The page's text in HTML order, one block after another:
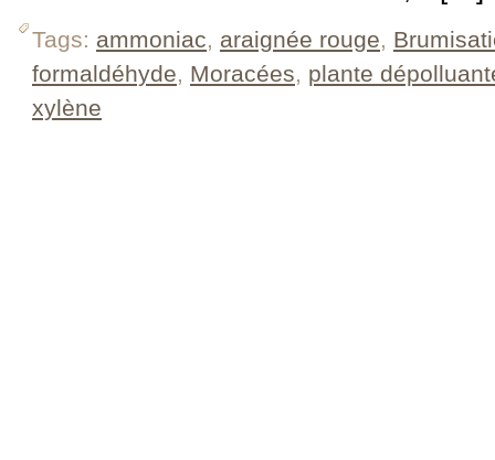
Tags: ammoniac, araignée rouge,
formaldéhyde, Moracées, plante
xylène